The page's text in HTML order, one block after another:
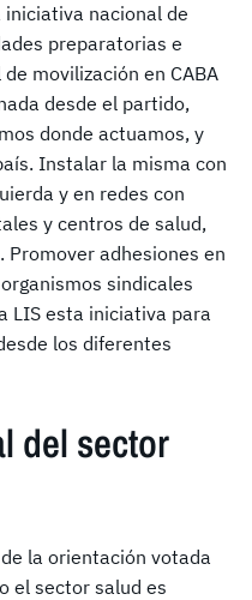
iniciativa nacional de
preparatorias e
movilización en CABA
desde el partido,
donde actuamos, y
Instalar la misma con
y en redes con
y centros de salud,
Promover adhesiones en
sindicales
LIS esta iniciativa para
los diferentes
del sector
la orientación votada
el sector salud es